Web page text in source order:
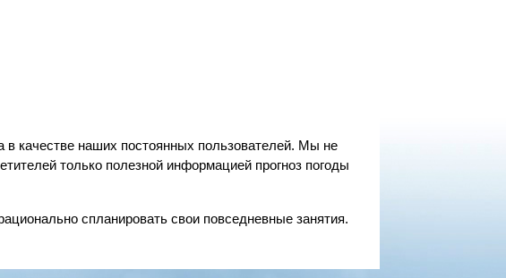
в качестве наших постоянных пользователей. Мы не
только полезной информацией прогноз погоды
спланировать свои повседневные занятия.